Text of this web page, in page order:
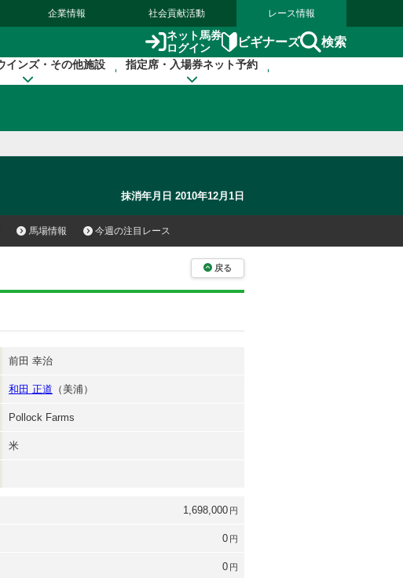
企業情報 社会貢献活動 レース情報
ネット馬券
ログイン
ビギナーズ 検索
インズ・その他施設 指定席・入場券ネット予約
抹消年月日 2010年12月1日
馬場情報 今週の注目レース
戻る
前田 幸治
和田 正道 （美浦）
Pollock Farms
米
1,698,000 円
0 円
0 円